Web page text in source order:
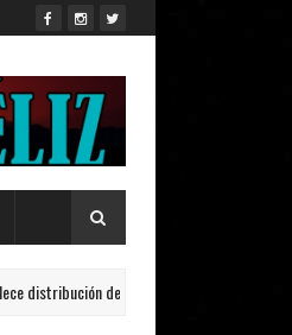
de autobuses en todo el país para